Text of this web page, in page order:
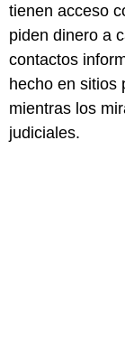
tienen acceso
piden dinero a
contactos
hecho en sitios
mientras los
judiciales.